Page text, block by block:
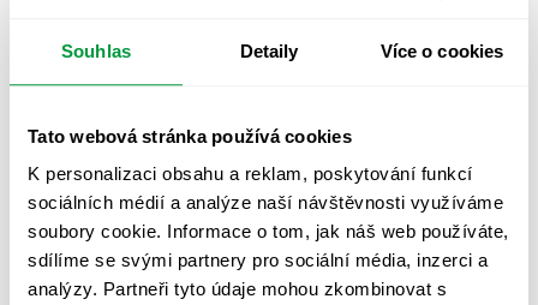
Souhlas Detaily Více o cookies
Tato webová stránka používá cookies
K personalizaci obsahu a reklam, poskytování funkcí
sociálních médií a analýze naší návštěvnosti využíváme
soubory cookie. Informace o tom, jak náš web používáte,
sdílíme se svými partnery pro sociální média, inzerci a
analýzy. Partneři tyto údaje mohou zkombinovat s
VÝPOČET OSVĚTLENÍ VÝPOČET ZASTÍNĚNÍ
VÝPOČTY A NÁVRHY
ZKOUŠKY NOUZOVÉHO OSVĚTLENÍ